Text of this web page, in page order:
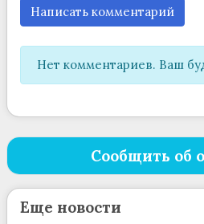
Написать комментарий
Нет комментариев. Ваш
Сообщить об
Еще новости